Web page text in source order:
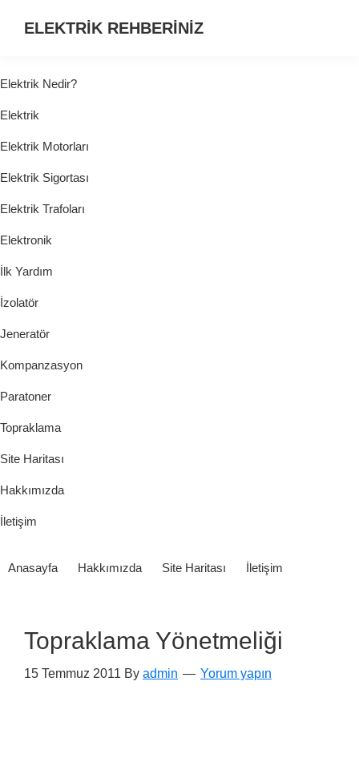
ELEKTRİK REHBERİNİZ
HER
ŞEY...
Elektrik Nedir?
Elektrik
Elektrik Motorları
Elektrik Sigortası
Elektrik Trafoları
Elektronik
İlk Yardım
İzolatör
Jeneratör
Kompanzasyon
Paratoner
Topraklama
Site Haritası
Hakkımızda
İletişim
Anasayfa Hakkımızda Site Haritası İletişim
Topraklama Yönetmeliği
15 Temmuz 2011 By admin Yorum yapın